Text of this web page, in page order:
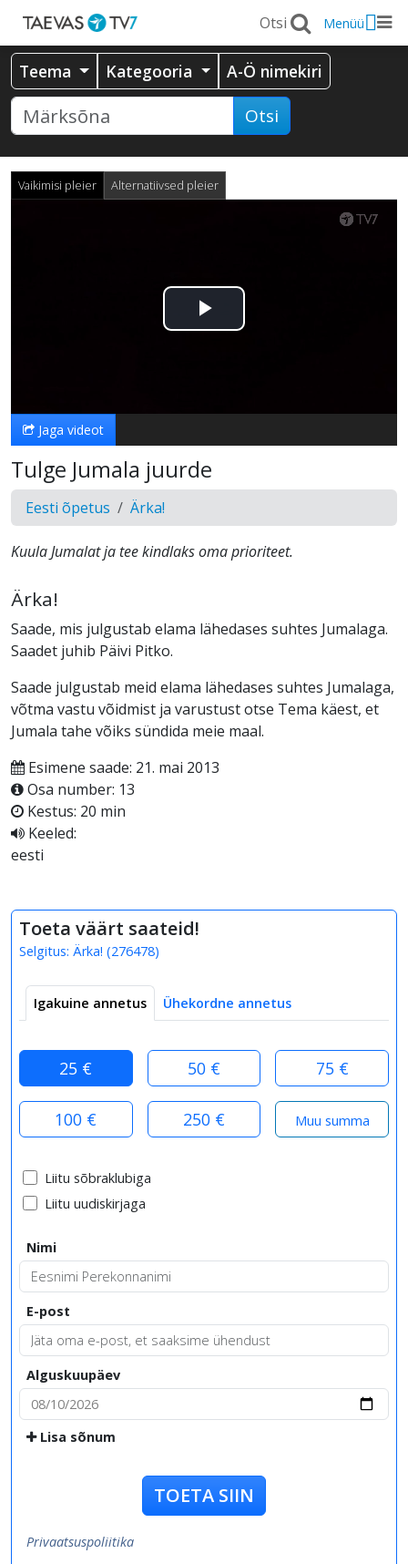
Menüü
Teema Kategooria A-Ö nimekiri
Otsi
Vaikimisi pleier Alternatiivsed pleier
Esita
Jaga videot
Tulge Jumala juurde
Eesti õpetus Ärka!
Kuula Jumalat ja tee kindlaks oma prioriteet.
Ärka!
Saade, mis julgustab elama lähedases suhtes Jumalaga.
Saadet juhib Päivi Pitko.
Saade julgustab meid elama lähedases suhtes Jumalaga,
võtma vastu võidmist ja varustust otse Tema käest, et
Jumala tahe võiks sündida meie maal.
Esimene saade: 21. mai 2013
Osa number: 13
Kestus: 20 min
Keeled:
eesti
Toeta väärt saateid!
Selgitus: Ärka! (276478)
Igakuine annetus Ühekordne annetus
25 € 50 € 75 €
100 € 250 €
Liitu sõbraklubiga
Liitu uudiskirjaga
Nimi
E-post
Alguskuupäev
Lisa sõnum
TOETA SIIN
Privaatsuspoliitika